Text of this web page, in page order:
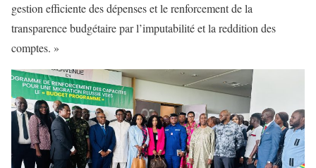
gestion efficiente des dépenses et le renforcement de la
transparence budgétaire par l’imputabilité et la reddition des
comptes. »